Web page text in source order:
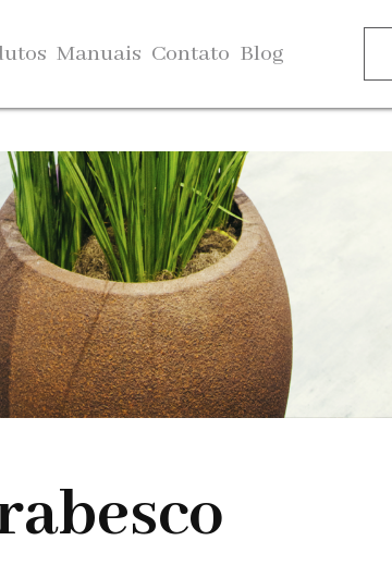
Manuais Contato Blog